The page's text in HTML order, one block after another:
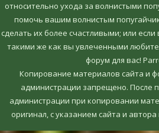
относительно ухода за волнистыми
помочь вашим волнистым
сделать их более счастливыми; или
такими же как вы увлеченными
форум для вас!
Копирование материалов сайта и
администрации запрещено. После
администрации при копировании
оригинал, c указанием сайта и